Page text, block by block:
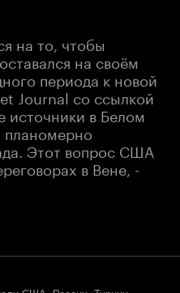
на то, чтобы
на своём
периода к новой
Journal со ссылкой
источники в Белом
планомерно
Этот вопрос США
в Вене, -